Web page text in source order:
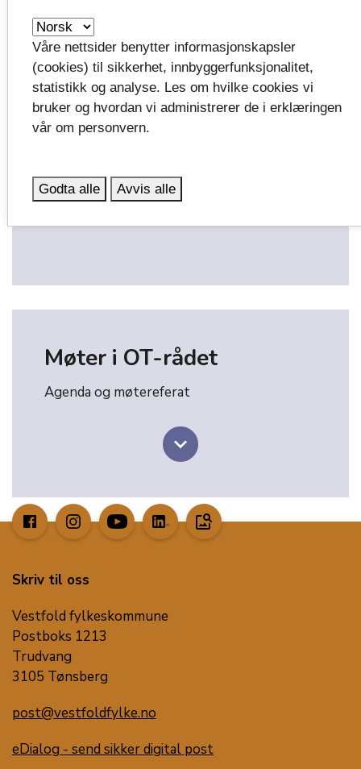
Celina Kjølberg
, medlem
tlf. 907 40 400
Medvirkning
Mandat
Møter i OT-rådet
Agenda og møtereferat
keyboard_arrow_down
image_search
Skriv til oss
Vestfold fylkeskommune
Postboks 1213
Trudvang
3105 Tønsberg
post@vestfoldfylke.no
eDialog - send sikker digital post
Våre nettsider benytter informasjonskapsler
(cookies) til sikkerhet, innbyggerfunksjonalitet,
statistikk og analyse. Les om hvilke cookies vi
bruker og hvordan vi administrerer de i erklæringen
vår om personvern.
Godta alle Avvis alle